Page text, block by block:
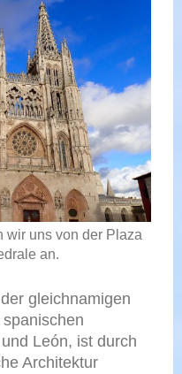
wir uns von der Plaza
an.
gleichnamigen
León, ist durch
Architektur